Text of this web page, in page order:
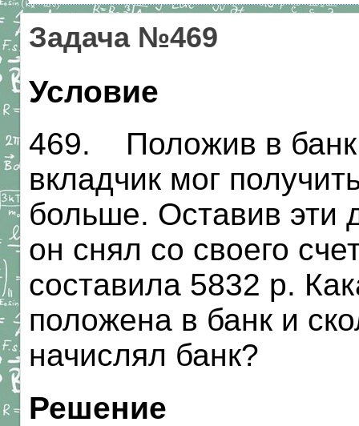
Задача №469
Условие
469. Положив в банк
вкладчик мог
больше. Оставив эти
он снял со своего
составила 5832 р.
положена в банк и
начислял банк?
Решение